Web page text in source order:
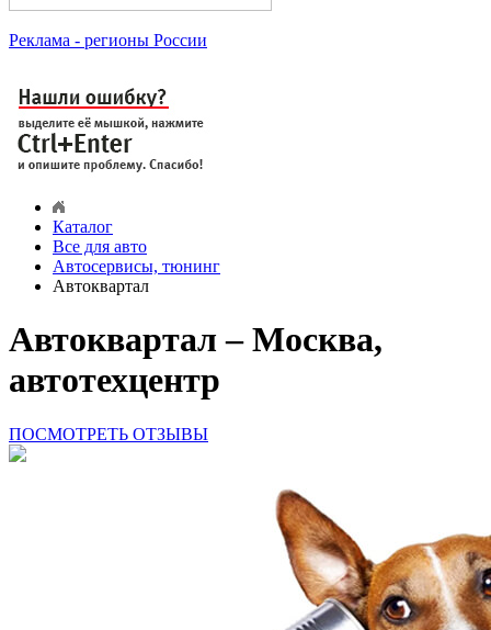
Реклама - регионы России
Каталог
Все для авто
Автосервисы, тюнинг
Автоквартал
Автоквартал – Москва,
автотехцентр
ПОСМОТРЕТЬ ОТЗЫВЫ